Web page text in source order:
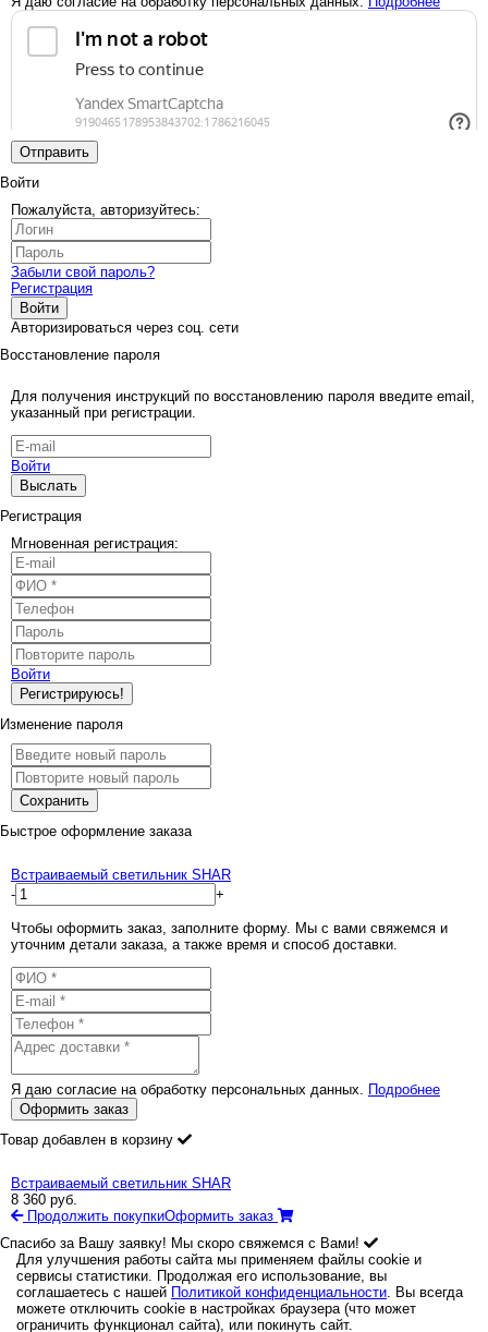
Отправить
Войти
Пожалуйста, авторизуйтесь:
Забыли свой пароль?
Регистрация
Войти
Авторизироваться через соц. сети
Восстановление пароля
Для получения инструкций по восстановлению пароля введите email,
указанный при регистрации.
Войти
Выслать
Регистрация
Мгновенная регистрация:
Войти
Регистрируюсь!
Изменение пароля
Сохранить
Быстрое оформление заказа
Встраиваемый светильник SHAR
-
+
Чтобы оформить заказ, заполните форму. Мы с вами свяжемся и
уточним детали заказа, а также время и способ доставки.
Я даю согласие на обработку персональных данных. Подробнее
Оформить заказ
Товар добавлен в корзину
Встраиваемый светильник SHAR
8 360 руб.
Продолжить покупкиОформить заказ
Спасибо за Вашу заявку! Мы скоро свяжемся с Вами!
Для улучшения работы сайта мы применяем файлы cookie и
сервисы статистики. Продолжая его использование, вы
соглашаетесь с нашей Политикой конфиденциальности. Вы всегда
можете отключить cookie в настройках браузера (что может
ограничить функционал сайта), или покинуть сайт.